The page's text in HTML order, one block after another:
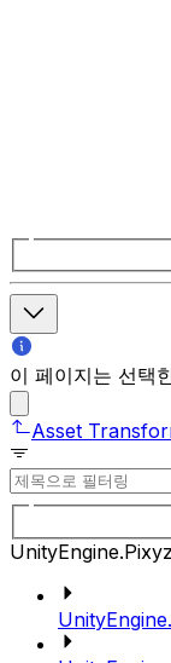
이 페이지는 선택
Asset
UnityEngine.Pixyz